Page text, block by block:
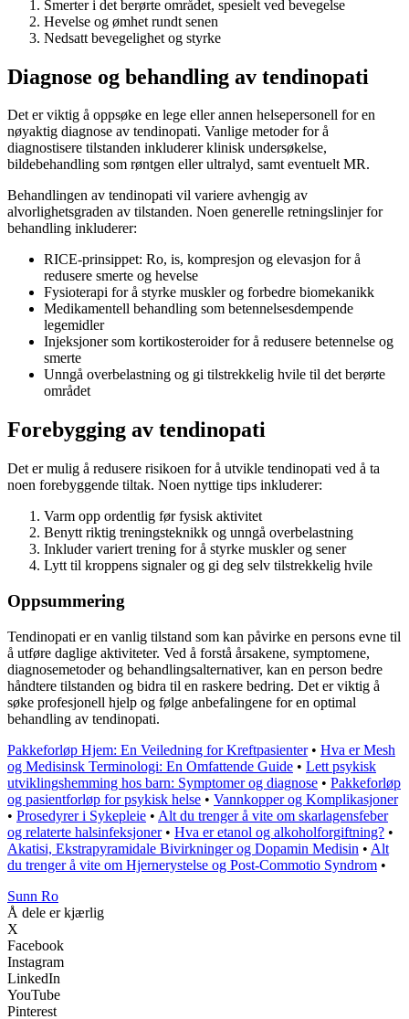
Smerter i det berørte området, spesielt ved bevegelse
Hevelse og ømhet rundt senen
Nedsatt bevegelighet og styrke
Diagnose og behandling av tendinopati
Det er viktig å oppsøke en lege eller annen helsepersonell for en
nøyaktig diagnose av tendinopati. Vanlige metoder for å
diagnostisere tilstanden inkluderer klinisk undersøkelse,
bildebehandling som røntgen eller ultralyd, samt eventuelt MR.
Behandlingen av tendinopati vil variere avhengig av
alvorlighetsgraden av tilstanden. Noen generelle retningslinjer for
behandling inkluderer:
RICE-prinsippet: Ro, is, kompresjon og elevasjon for å
redusere smerte og hevelse
Fysioterapi for å styrke muskler og forbedre biomekanikk
Medikamentell behandling som betennelsesdempende
legemidler
Injeksjoner som kortikosteroider for å redusere betennelse og
smerte
Unngå overbelastning og gi tilstrekkelig hvile til det berørte
området
Forebygging av tendinopati
Det er mulig å redusere risikoen for å utvikle tendinopati ved å ta
noen forebyggende tiltak. Noen nyttige tips inkluderer:
Varm opp ordentlig før fysisk aktivitet
Benytt riktig treningsteknikk og unngå overbelastning
Inkluder variert trening for å styrke muskler og sener
Lytt til kroppens signaler og gi deg selv tilstrekkelig hvile
Oppsummering
Tendinopati er en vanlig tilstand som kan påvirke en persons evne til
å utføre daglige aktiviteter. Ved å forstå årsakene, symptomene,
diagnosemetoder og behandlingsalternativer, kan en person bedre
håndtere tilstanden og bidra til en raskere bedring. Det er viktig å
søke profesjonell hjelp og følge anbefalingene for en optimal
behandling av tendinopati.
Pakkeforløp Hjem: En Veiledning for Kreftpasienter• Hva er Mesh
og Medisinsk Terminologi: En Omfattende Guide • Lett psykisk
utviklingshemming hos barn: Symptomer og diagnose • Pakkeforløp
og pasientforløp for psykisk helse • Vannkopper og Komplikasjoner
• Prosedyrer i Sykepleie • Alt du trenger å vite om skarlagensfeber
og relaterte halsinfeksjoner• Hva er etanol og alkoholforgiftning? •
Akatisi, Ekstrapyramidale Bivirkninger og Dopamin Medisin • Alt
du trenger å vite om Hjernerystelse og Post-Commotio Syndrom •
Sunn Ro
Å dele er kjærlig
X
Facebook
Instagram
LinkedIn
YouTube
Pinterest